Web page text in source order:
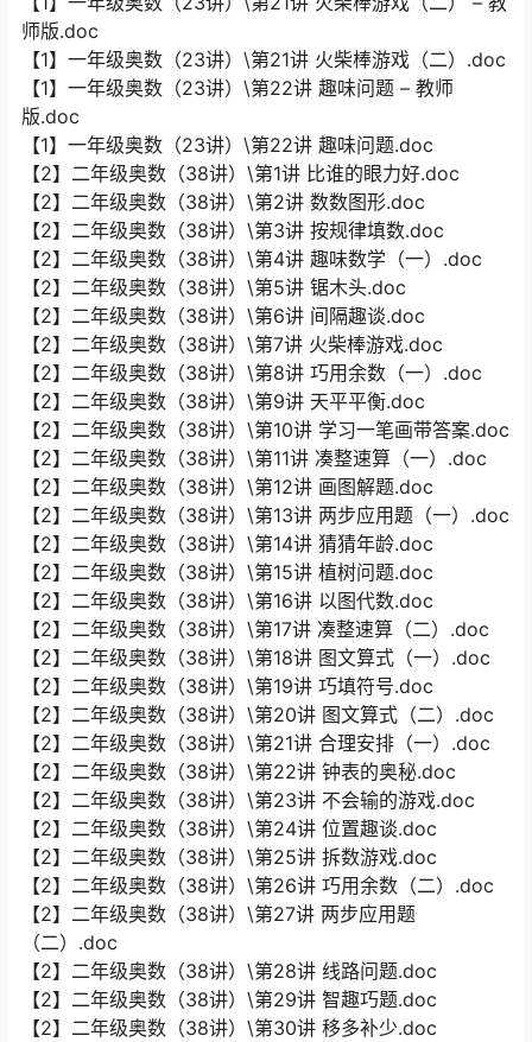
师版.doc
【1】一年级奥数（23讲）\第21讲 火柴棒游戏（二）.doc
【1】一年级奥数（23讲）\第22讲 趣味问题 – 教师
版.doc
【1】一年级奥数（23讲）\第22讲 趣味问题.doc
【2】二年级奥数（38讲）\第1讲 比谁的眼力好.doc
【2】二年级奥数（38讲）\第2讲 数数图形.doc
【2】二年级奥数（38讲）\第3讲 按规律填数.doc
【2】二年级奥数（38讲）\第4讲 趣味数学（一）.doc
【2】二年级奥数（38讲）\第5讲 锯木头.doc
【2】二年级奥数（38讲）\第6讲 间隔趣谈.doc
【2】二年级奥数（38讲）\第7讲 火柴棒游戏.doc
【2】二年级奥数（38讲）\第8讲 巧用余数（一）.doc
【2】二年级奥数（38讲）\第9讲 天平平衡.doc
【2】二年级奥数（38讲）\第10讲 学习一笔画带答案.doc
【2】二年级奥数（38讲）\第11讲 凑整速算（一）.doc
【2】二年级奥数（38讲）\第12讲 画图解题.doc
【2】二年级奥数（38讲）\第13讲 两步应用题（一）.doc
【2】二年级奥数（38讲）\第14讲 猜猜年龄.doc
【2】二年级奥数（38讲）\第15讲 植树问题.doc
【2】二年级奥数（38讲）\第16讲 以图代数.doc
【2】二年级奥数（38讲）\第17讲 凑整速算（二）.doc
【2】二年级奥数（38讲）\第18讲 图文算式（一）.doc
【2】二年级奥数（38讲）\第19讲 巧填符号.doc
【2】二年级奥数（38讲）\第20讲 图文算式（二）.doc
【2】二年级奥数（38讲）\第21讲 合理安排（一）.doc
【2】二年级奥数（38讲）\第22讲 钟表的奥秘.doc
【2】二年级奥数（38讲）\第23讲 不会输的游戏.doc
【2】二年级奥数（38讲）\第24讲 位置趣谈.doc
【2】二年级奥数（38讲）\第25讲 拆数游戏.doc
【2】二年级奥数（38讲）\第26讲 巧用余数（二）.doc
【2】二年级奥数（38讲）\第27讲 两步应用题
（二）.doc
【2】二年级奥数（38讲）\第28讲 线路问题.doc
【2】二年级奥数（38讲）\第29讲 智趣巧题.doc
【2】二年级奥数（38讲）\第30讲 移多补少.doc